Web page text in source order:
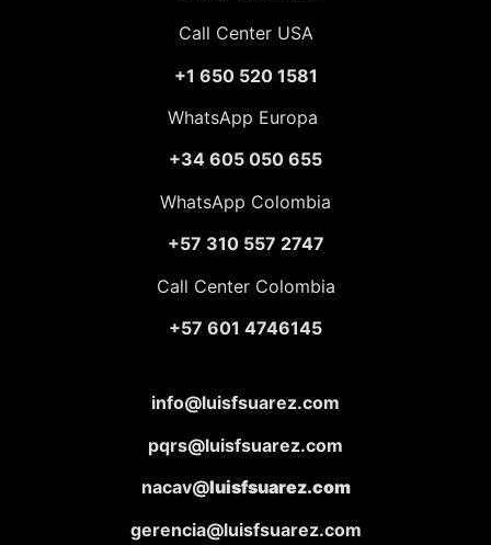
Call Center USA
+1 650 520 1581
WhatsApp Europa
+34 605 050 655
WhatsApp Colombia
+57 310 557 2747
Call Center Colombia
+57 601 4746145
info@luisfsuarez.com
pqrs@luisfsuarez.com
nacav@luisfsuarez.com
gerencia@luisfsuarez.com